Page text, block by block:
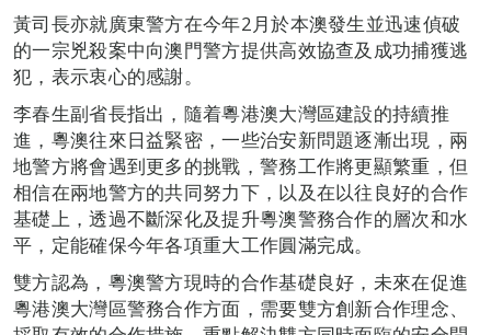
黃司長亦就廣東警方在今年2月於本澳發生並迅速偵破
的一宗兇殺案中向澳門警方提供高效協查及成功捕獲逃
犯，表示衷心的感謝。
李春生副省長指出，隨着粵港澳大灣區建設的持續推
進，粵澳往來日益緊密，一些治安新問題逐漸出現，兩
地警方將會遇到更多的挑戰，警務工作將更顯繁重，但
相信在兩地警方的共同努力下，以及在以往良好的合作
基礎上，透過不斷深化及提升粵澳警務合作的層次和水
平，定能確保今年各項重大工作圓滿完成。
雙方認為，粵澳警方現時的合作基礎良好，未來在促進
粵港澳大灣區警務合作方面，需要雙方創新合作理念、